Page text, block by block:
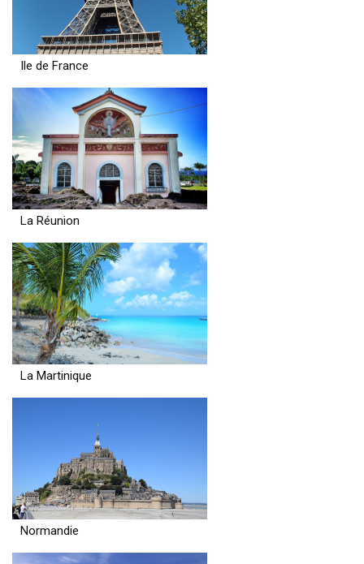
Ile de France
La Réunion
La Martinique
Normandie